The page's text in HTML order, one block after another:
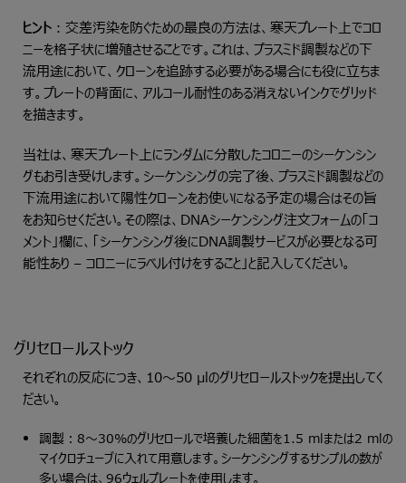
ヒント ：交差汚染を防ぐための最良の方法は、寒天プレート上でコロ
ニーを格子状に増殖させることです。これは、プラスミド調製などの下
流用途において、クローンを追跡する必要がある場合にも役に立ちま
す。プレートの背面に、アルコール耐性のある消えないインクでグリッド
を描きます。
当社は、寒天プレート上にランダムに分散したコロニーのシーケンシン
グもお引き受けします。シーケンシングの完了後、プラスミド調製などの
下流用途において陽性クローンをお使いになる予定の場合はその旨
をお知らせください。その際は、DNAシーケンシング注文フォームの「コ
メント」欄に、「シーケンシング後にDNA調製サービスが必要となる可
能性あり – コロニーにラベル付けをすること」と記入してください。
グリセロールストック
それぞれの反応につき、10～50 µlのグリセロールストックを提出してく
ださい。
調製：8～30%のグリセロールで培養した細菌を1.5 mlまたは2 mlの
マイクロチューブに入れて用意します。シーケンシングするサンプルの数が
多い場合は、96ウェルプレートを使用します。